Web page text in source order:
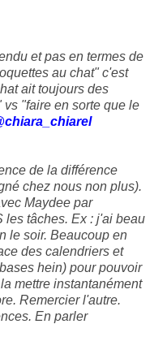
et pas en termes de
au chat" c'est
ait toujours des
"faire en sorte que le
chiara_chiarel
de la différence
chez nous non plus).
Maydee par
les tâches. Ex : j'ai beau
le soir. Beaucoup en
des calendriers et
hein) pour pouvoir
mettre instantanément
Remercier l'autre.
En parler